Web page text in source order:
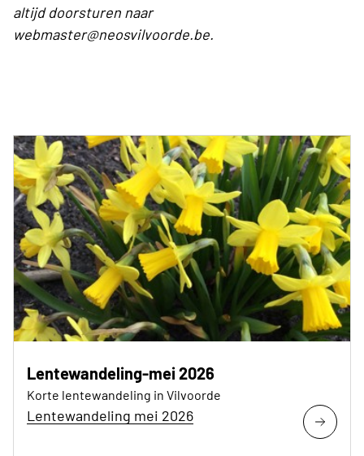
altijd doorsturen naar
webmaster@neosvilvoorde.be.
Lentewandeling-mei 2026
Korte lentewandeling in Vilvoorde
Lentewandeling mei 2026